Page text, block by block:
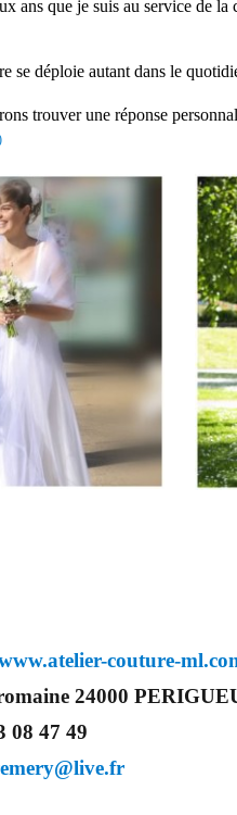
ans que je suis au service de
se déploie autant dans le
trouver une réponse
couture-
24000
08 47 49